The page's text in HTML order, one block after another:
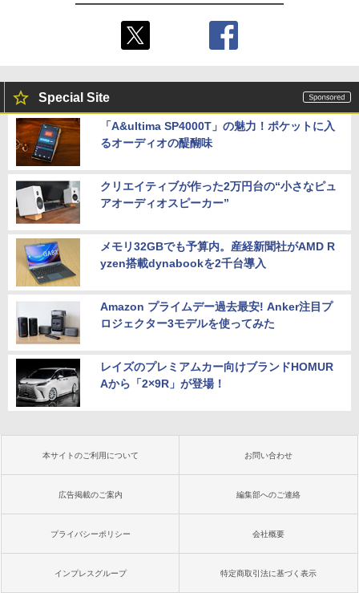
Special Site
「A&ultima SP4000T」の魅力！ポケットに入
るオーディオの醍醐味
クリエイティブが作った2万円台の“小さなピュ
アオーディオスピーカー”
メモリ32GBでも予算内。産経新聞社がAMD R
yzen搭載dynabookを2千台導入
Amazon プライムデー過去最安! Anker注目プ
ロジェクター3モデルを使ってみた
レイズのプレミアムカー向けブランドHOMUR
Aから「2×9R」が登場！
本サイトのご利用について お問い合わせ
広告掲載のご案内 編集部へのご連絡
プライバシーポリシー 会社概要
インプレスグループ 特定商取引法に基づく表示